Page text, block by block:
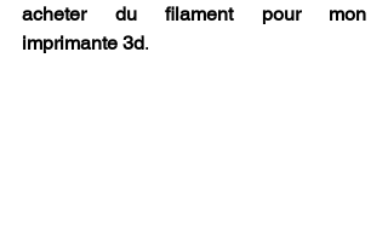
acheter du filament pour mon
imprimante 3d.